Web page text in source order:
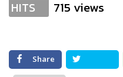
HITS 715 views
Share